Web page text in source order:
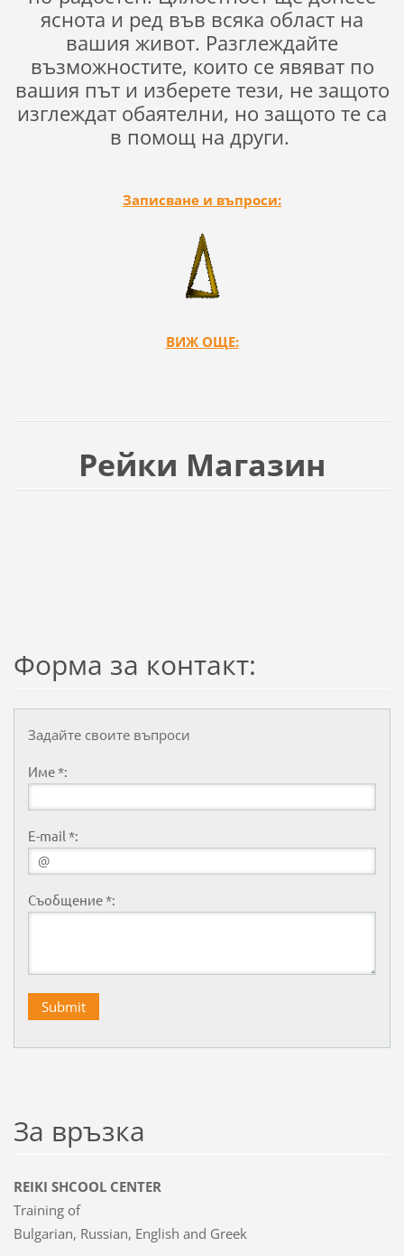
яснота и ред във всяка област на
вашия живот. Разглеждайте
възможностите, които се явяват по
вашия път и изберете тези, не защото
изглеждат обаятелни, но защото те са
в помощ на други.
Записване и въпроси:
ВИЖ ОЩЕ:
Рейки Магазин
Форма за контакт:
Задайте своите въпроси
Име *:
E-mail *:
Съобщение *:
За връзка
REIKI SHCOOL CENTER
Training of
Bulgarian, Russian, English and Greek